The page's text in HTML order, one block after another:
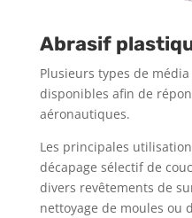
Abrasif
Plusieurs types de
disponibles afin de
aéronautiques.
Les principales
décapage sélectif de
divers revêtements de
nettoyage de moules ou